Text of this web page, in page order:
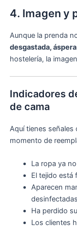
4. Imagen y
Aunque la prenda
desgastada,
hostelería, la
Indicadores
de cama
Aquí tienes señales
momento de
La ropa ya
El tejido está
Aparecen
Ha perdido
Los clientes